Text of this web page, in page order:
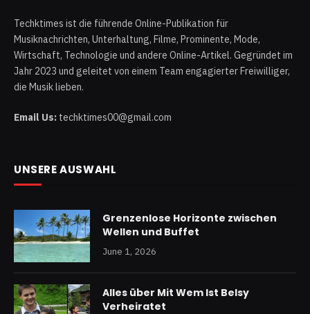
Techktimes ist die führende Online-Publikation für
Musiknachrichten, Unterhaltung, Filme, Prominente, Mode,
Wirtschaft, Technologie und andere Online-Artikel. Gegründet im
Jahr 2023 und geleitet von einem Team engagierter Freiwilliger,
die Musik lieben.
Email Us: techktimes00@gmail.com
UNSERE AUSWAHL
Grenzenlose Horizonte zwischen
Wellen und Buffet
June 1, 2026
Alles über Mit Wem Ist Belsy
Verheiratet